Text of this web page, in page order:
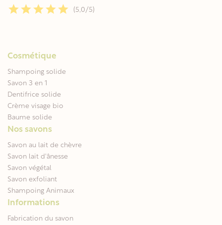
(5,0/5)
Cosmétique
Shampoing solide
Savon 3 en 1
Dentifrice solide
Crème visage bio
Baume solide
Nos savons
Savon au lait de chèvre
Savon lait d'ânesse
Savon végétal
Savon exfoliant
Shampoing Animaux
Informations
Fabrication du savon